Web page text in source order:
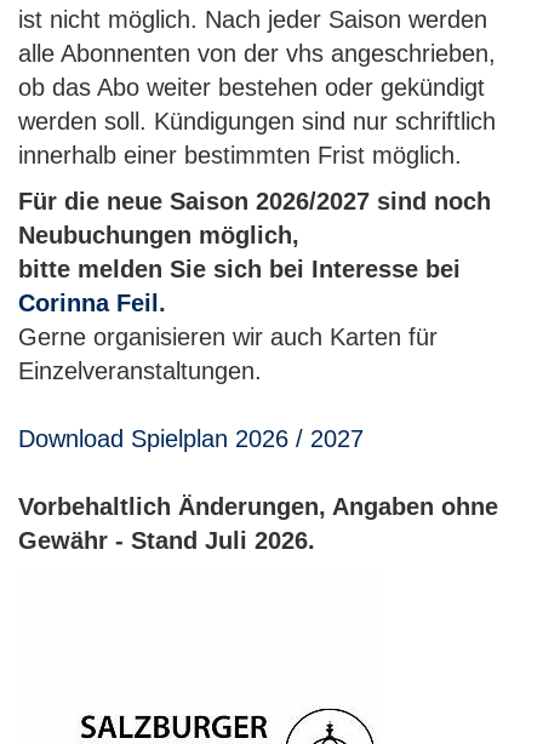
ist nicht möglich. Nach jeder Saison werden
alle Abonnenten von der vhs angeschrieben,
ob das Abo weiter bestehen oder gekündigt
werden soll. Kündigungen sind nur schriftlich
innerhalb einer bestimmten Frist möglich.
Für die neue Saison 2026/2027 sind noch
Neubuchungen möglich,
bitte melden Sie sich bei Interesse bei
Corinna Feil .
Gerne organisieren wir auch Karten für
Einzelveranstaltungen.
Download Spielplan 2026 / 2027
Vorbehaltlich Änderungen, Angaben ohne
Gewähr - Stand Juli 2026.